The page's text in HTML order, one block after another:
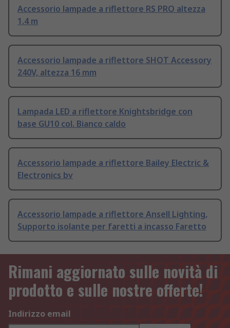
Accessorio lampade a riflettore RS PRO altezza
1.4 m
Accessorio lampade a riflettore SHOT Accessory
240V, altezza 16 mm
Lampada LED a riflettore Knightsbridge con
base GU10 col. Bianco caldo
Accessorio lampade a riflettore Bailey Electric &
Electronics bv
Accessorio lampade a riflettore Ansell Lighting,
Supporto isolante per faretti a incasso Faretto
Rimani aggiornato sulle novità di
prodotto e sulle nostre offerte!
Indirizzo email